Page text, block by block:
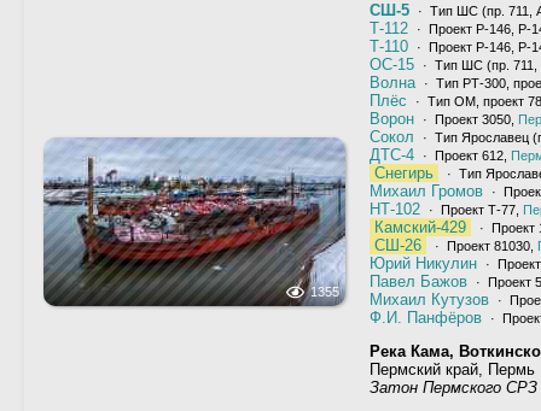
1355
СШ-5 · Тип ШС (пр. 711,
Т-112 · Проект Р-146, Р-
Т-110 · Проект Р-146, Р-
ОС-15 · Тип ШС (пр. 711,
Волна · Тип РТ-300,
Плёс · Тип ОМ, проект
Ворон · Проект 3050,
Сокол · Тип Ярославец
ДТС-4 · Проект 612,
Снегирь · Тип
Михаил Громов ·
НТ-102 · Проект Т-77,
Камский-429 · Проект
СШ-26 · Проект 81030,
Юрий Никулин ·
Павел Бажов · Проект
Михаил Кутузов ·
Ф.И. Панфёров ·
Река Кама,
Пермский край, Пермь
Затон Пермского СРЗ